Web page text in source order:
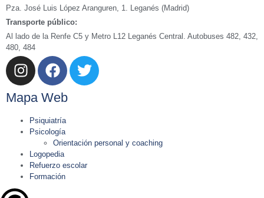
Pza. José Luis López Aranguren, 1. Leganés (Madrid)
Transporte público:
Al lado de la Renfe C5 y Metro L12 Leganés Central. Autobuses 482, 432,
480, 484
Mapa Web
Psiquiatría
Psicología
Orientación personal y coaching
Logopedia
Refuerzo escolar
Formación